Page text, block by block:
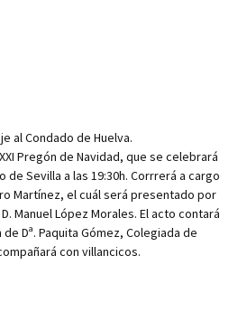
al Condado de Huelva.
Pregón de Navidad, que se celebrará
de Sevilla a las 19:30h. Corrrerá a cargo
Martínez, el cuál será presentado por
Manuel López Morales. El acto contará
Dª. Paquita Gómez, Colegiada de
con villancicos.